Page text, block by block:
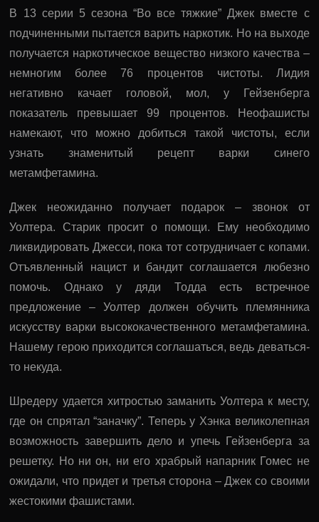
В 13 серии 5 сезона “Во все тяжкие” Джек вместе с
подчиненными пытается варить наркотик. Но на выходе
получается наркотическое вещество низкого качества –
немногим более 76 процентов чистоты. Лидия
негативно качает головой, мол, у Гейзенберга
показатель превышает 99 процентов. Неофашисты
намекают, что можно добиться такой чистоты, если
узнать знаменитый рецепт варки синего
метамфетамина.
Джек неожиданно получает подарок – звонок от
Уолтера. Старик просит о помощи. Ему необходимо
ликвидировать Джесси, пока тот сотрудничает с копами.
Отъявленный нацист и бандит соглашается любезно
помочь. Однако у дяди Тодда есть встречное
предложение – Уолтер должен обучить племянника
искусству варки высококачественного метамфетамина.
Нашему герою приходится соглашаться, ведь деваться-
то некуда.
Шредеру удается хитростью заманить Уолтера к месту,
где он спрятал “заначку”. Теперь у Хэнка великолепная
возможность завершить дело и упечь Гейзенберга за
решетку. Но ни он, ни его храбрый напарник Гомес не
ожидали, что придет и третья сторона – Джек со своими
жестокими фашистами.